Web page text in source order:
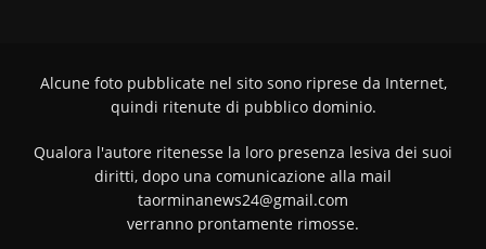
Alcune foto pubblicate nel sito sono riprese da Internet,
quindi ritenute di pubblico dominio.
Qualora l'autore ritenesse la loro presenza lesiva dei suoi
diritti, dopo una comunicazione alla mail
taorminanews24@gmail.com
verranno prontamente rimosse.